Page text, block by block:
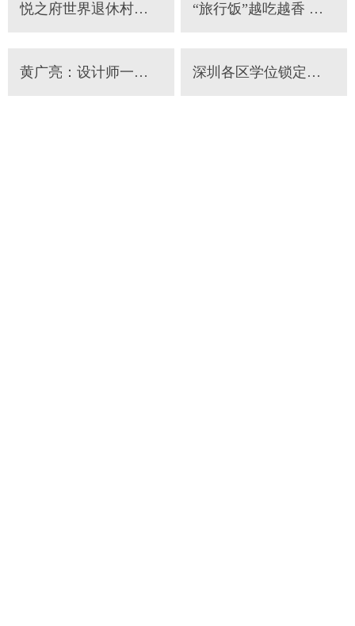
悦之府世界退休村引荐：医养结合24小时呼应+养分餐食月费6000元起 “旅行饭”越吃越香 美好路越走越宽
黄广亮：设计师一定要有底蕴 深圳各区学位锁定学校一览（制度+名单）